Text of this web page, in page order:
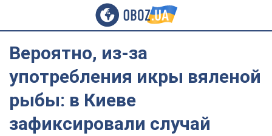
Вероятно, из-за
употребления икры вяленой
рыбы: в Киеве
зафиксировали случай